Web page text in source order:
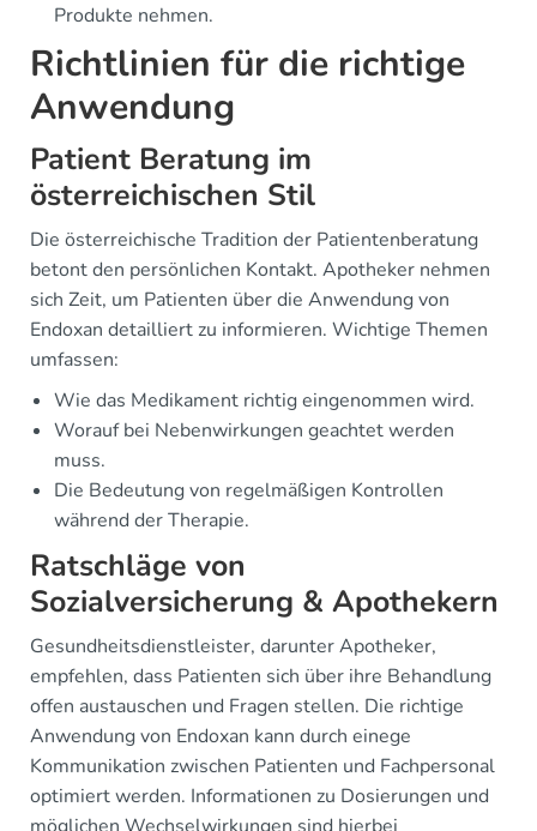
Produkte nehmen.
Richtlinien für die richtige
Anwendung
Patient Beratung im
österreichischen Stil
Die österreichische Tradition der Patientenberatung
betont den persönlichen Kontakt. Apotheker nehmen
sich Zeit, um Patienten über die Anwendung von
Endoxan detailliert zu informieren. Wichtige Themen
umfassen:
Wie das Medikament richtig eingenommen wird.
Worauf bei Nebenwirkungen geachtet werden
muss.
Die Bedeutung von regelmäßigen Kontrollen
während der Therapie.
Ratschläge von
Sozialversicherung & Apothekern
Gesundheitsdienstleister, darunter Apotheker,
empfehlen, dass Patienten sich über ihre Behandlung
offen austauschen und Fragen stellen. Die richtige
Anwendung von Endoxan kann durch einege
Kommunikation zwischen Patienten und Fachpersonal
optimiert werden. Informationen zu Dosierungen und